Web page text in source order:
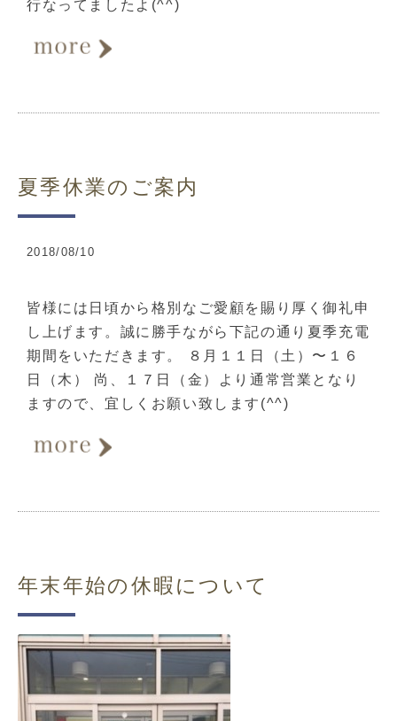
行なってましたよ(^^)
夏季休業のご案内
2018/08/10
皆様には日頃から格別なご愛顧を賜り厚く御礼申
し上げます。誠に勝手ながら下記の通り夏季充電
期間をいただきます。 ８月１１日（土）〜１６
日（木） 尚、１７日（金）より通常営業となり
ますので、宜しくお願い致します(^^)
年末年始の休暇について